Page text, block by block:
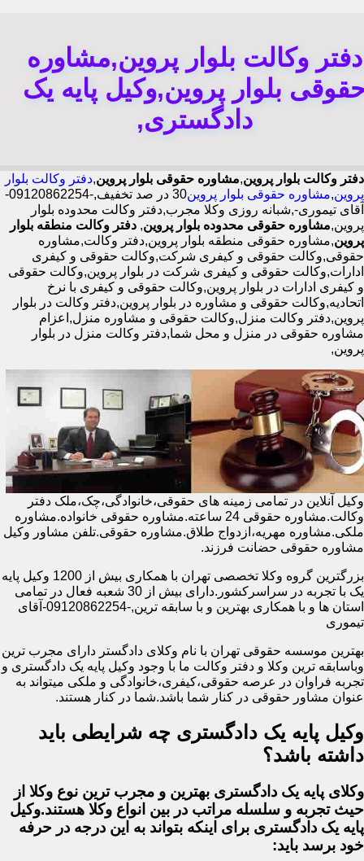
دفتر وکالت بلوار پروین,مشاوره
بلوار پروین,وکیل پایه یک
دادگستری,
دفتر وکالت بلوار پروین,مشاوره حقوقی بلوار پروین,دفتر وکالت بلوار
پروین,مشاوره حقوقی بلوار پروین
30 در صد تخفیف,-09120862254-
آقای تیموری-,شبانه روزی وکلا مجرب,دفتر وکالت محدوده بلوار
پروین,مشاوره حقوقی محدوده بلوار پروین, دفتر وکالت منطقه بلوار
پروین,مشاوره حقوقی منطقه بلوار پروین,دفتر وکالت,مشاوره
حقوقی,وکالت حقوقی و کیفری شرکت,وکالت حقوقی و کیفری
ادارات,وکالت حقوقی و کیفری شرکت در بلوار پروین,وکالت حقوقی
و کیفری ادارات در بلوار پروین,وکالت حقوقی و کیفری با نرخ
اتحادیه,وکالت حقوقی و مشاوره در بلوار پروین,دفتر وکالت در بلوار
پروین,دفتر وکالت منزل,وکالت حقوقی و مشاوره منزل,اعزام
مشاوره حقوقی در منزل و محل شما,دفتر وکالت منزل در بلوار
پروین,
وکیل آنلاین در تمامی زمینه های حقوقی،خانوادگی،چک،ملک دفتر
وکالت.مشاوره حقوقی 24 ساعته.مشاوره حقوقی خانواده.مشاوره
ملکی.مشاوره مهریه،ازدواج طلاق.مشاوره حقوقی.تلفن مشاور وکیل
مشاوره حقوقی حضانت فرزند.
بزرگترین گروه وکلا تخصصی تهران با همکاری بیش از 1200 وکیل پایه
یک با تجربه در سراسرکشور.دارای بیش از 30 شعبه فعال در تمامی
استان ها و با همکاری بهترین و با سابقه ترین,-09120862254-آقای
تیموری
بهترین موسسه حقوقی تهران با نام وکلای دادگستر دارای مجرب ترین
وباسابقه ترین وکلا و دفتر وکالت ما با وجود وکیل پایه یک دادگستری و
تجربه فراوان در عرصه حقوقی،کیفری،خانوادگی و ملکی میتواند به
عنوان مشاور حقوقی در کنار شما باشد.شما در کنار هستند.
وکیل پایه یک دادگستری چه شرایطی باید
داشته باشد؟
وکلای پایه یک دادگستری بهترین و مجرب ترین نوع وکلا از
حیث تجربه و سلسله مراتب در بین انواع وکلا هستند.وکیل
پایه یک دادگستری برای اینکه بتواند به این درجه در حرفه
خود برسد باید: